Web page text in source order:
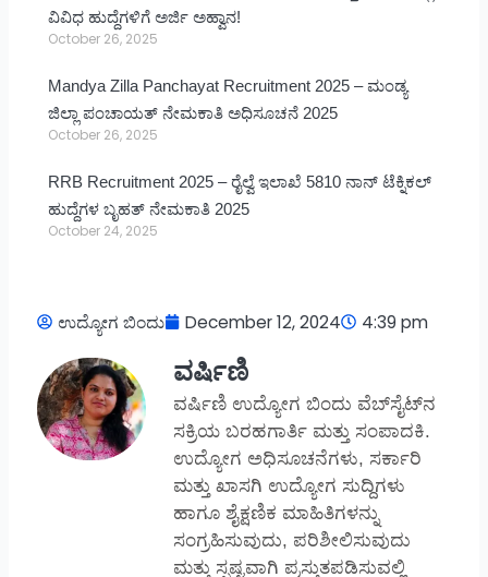
ವಿವಿಧ ಹುದ್ದೆಗಳಿಗೆ ಅರ್ಜಿ ಅಹ್ವಾನ!
October 26, 2025
Mandya Zilla Panchayat Recruitment 2025 – ಮಂಡ್ಯ
ಜಿಲ್ಲಾ ಪಂಚಾಯತ್ ನೇಮಕಾತಿ ಅಧಿಸೂಚನೆ 2025
October 26, 2025
RRB Recruitment 2025 – ರೈಲ್ವೆ ಇಲಾಖೆ 5810 ನಾನ್ ಟೆಕ್ನಿಕಲ್
ಹುದ್ದೆಗಳ ಬೃಹತ್ ನೇಮಕಾತಿ 2025
October 24, 2025
ಉದ್ಯೋಗ ಬಿಂದು December 12, 2024 4:39 pm
ವರ್ಷಿಣಿ
ವರ್ಷಿಣಿ ಉದ್ಯೋಗ ಬಿಂದು ವೆಬ್‌ಸೈಟ್‌ನ
ಸಕ್ರಿಯ ಬರಹಗಾರ್ತಿ ಮತ್ತು ಸಂಪಾದಕಿ.
ಉದ್ಯೋಗ ಅಧಿಸೂಚನೆಗಳು, ಸರ್ಕಾರಿ
ಮತ್ತು ಖಾಸಗಿ ಉದ್ಯೋಗ ಸುದ್ದಿಗಳು
ಹಾಗೂ ಶೈಕ್ಷಣಿಕ ಮಾಹಿತಿಗಳನ್ನು
ಸಂಗ್ರಹಿಸುವುದು, ಪರಿಶೀಲಿಸುವುದು
ಮತ್ತು ಸ್ಪಷ್ಟವಾಗಿ ಪ್ರಸ್ತುತಪಡಿಸುವಲ್ಲಿ